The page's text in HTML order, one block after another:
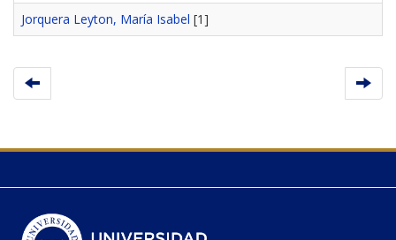
Jorquera Leyton, María Isabel [1]